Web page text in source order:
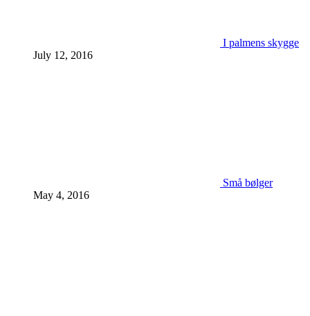
I palmens skygge
July 12, 2016
Små bølger
May 4, 2016